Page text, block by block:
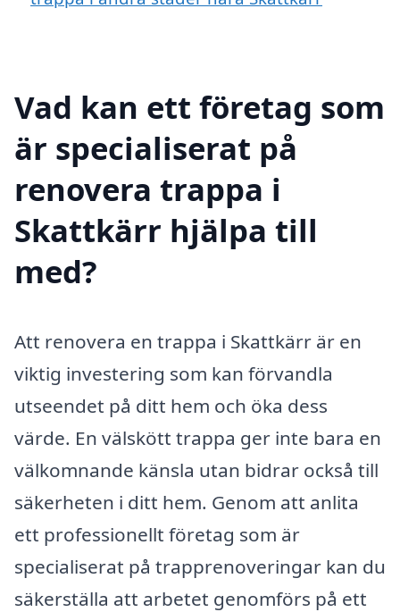
Vad kan ett företag som
är specialiserat på
renovera trappa i
Skattkärr hjälpa till
med?
Att renovera en trappa i Skattkärr är en
viktig investering som kan förvandla
utseendet på ditt hem och öka dess
värde. En välskött trappa ger inte bara en
välkomnande känsla utan bidrar också till
säkerheten i ditt hem. Genom att anlita
ett professionellt företag som är
specialiserat på trapprenoveringar kan du
säkerställa att arbetet genomförs på ett